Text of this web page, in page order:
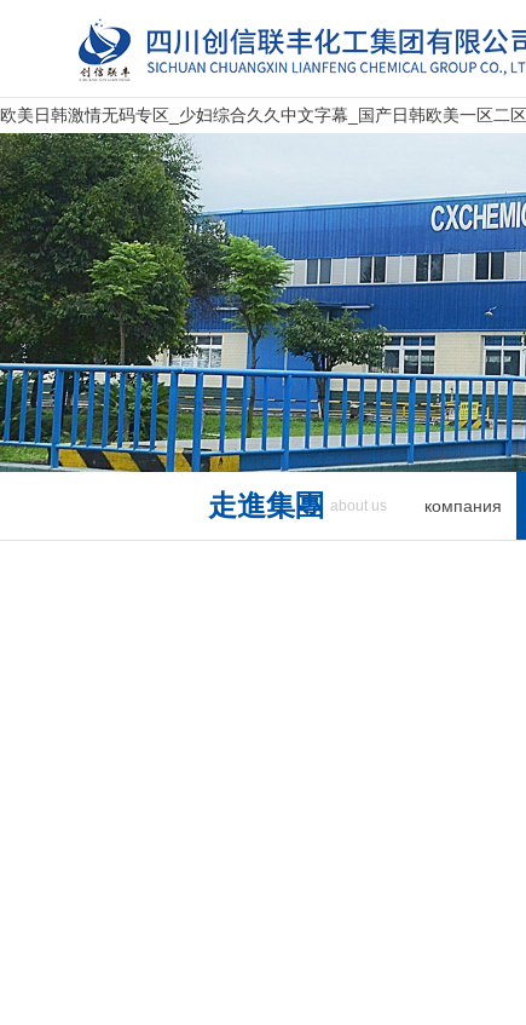
欧美日韩激情无码专区_少妇综合久久中文字幕_国产日韩欧美一区二
走進集團 about us компания